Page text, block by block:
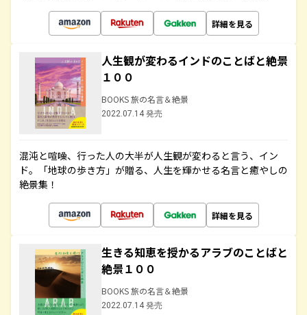
詳細を見る
人生観が変わるインドのことばと絶景
１００
BOOKS 旅の名言＆絶景
2022.07.14 発売
混沌と喧噪、行った人の大半が人生観が変わると言う、イン
ド。「地球の歩き方」が贈る、人生を輝かせる名言と癒やしの
絶景集！
詳細を見る
生きる知恵を授かるアラブのことばと
絶景１００
BOOKS 旅の名言＆絶景
2022.07.14 発売